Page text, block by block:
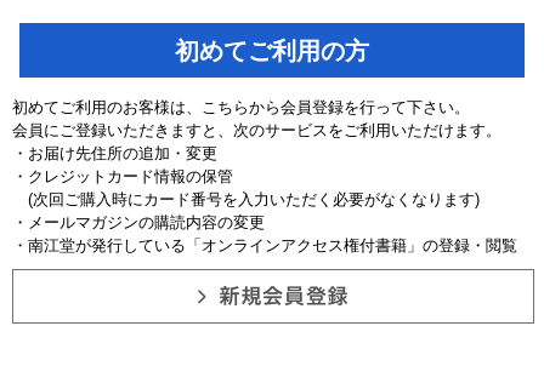
初めてご利用の方
初めてご利用のお客様は、こちらから会員登録を行って下さい。
会員にご登録いただきますと、次のサービスをご利用いただけます。
・お届け先住所の追加・変更
・クレジットカード情報の保管
(次回ご購入時にカード番号を入力いただく必要がなくなります)
・メールマガジンの購読内容の変更
・南江堂が発行している「オンラインアクセス権付書籍」の登録・閲覧